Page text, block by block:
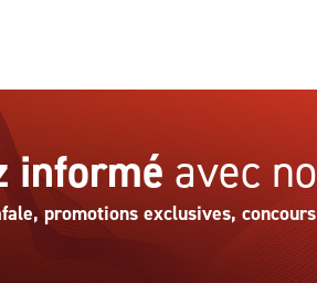
informé avec
promotions exclusives,